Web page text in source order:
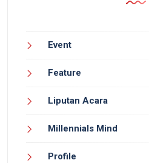
Event
Feature
Liputan Acara
Millennials Mind
Profile